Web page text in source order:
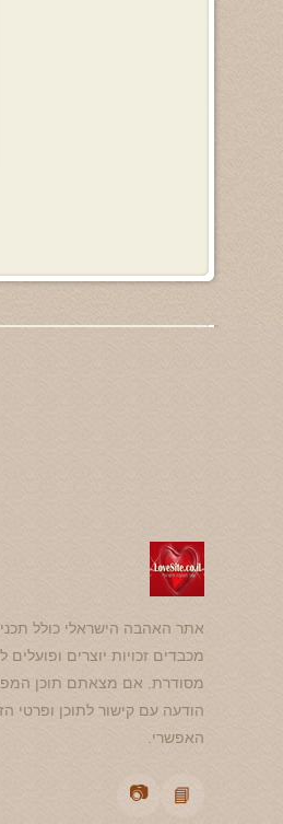
אתר האהבה הישראלי כולל
מכבדים זכויות יוצרים
מסודרת. אם מצאתם תוכן המפר
הודעה עם קישור לתוכן ופרטי
האפשרי.
📘
📷